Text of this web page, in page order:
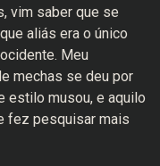
vim saber que se
aliás era o único
Meu
mechas se deu por
estilo musou, e aquilo
fez pesquisar mais